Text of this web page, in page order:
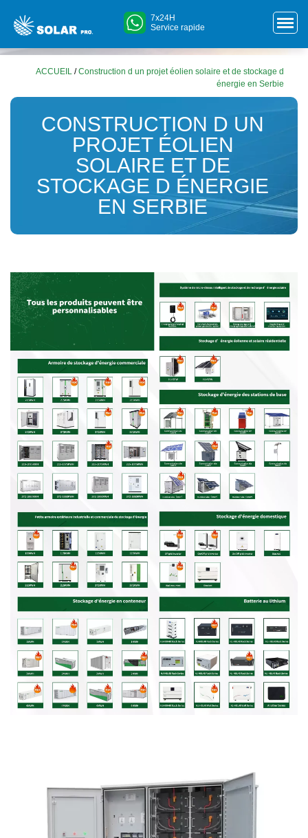
7x24H
Service rapide
ACCUEIL /Construction d un projet éolien solaire et de stockage d
énergie en Serbie
CONSTRUCTION D UN
PROJET ÉOLIEN
SOLAIRE ET DE
STOCKAGE D ÉNERGIE
EN SERBIE